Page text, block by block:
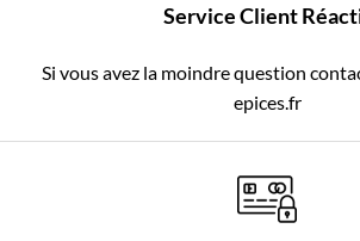
Service Client
Si vous avez la moindre question
epices.fr